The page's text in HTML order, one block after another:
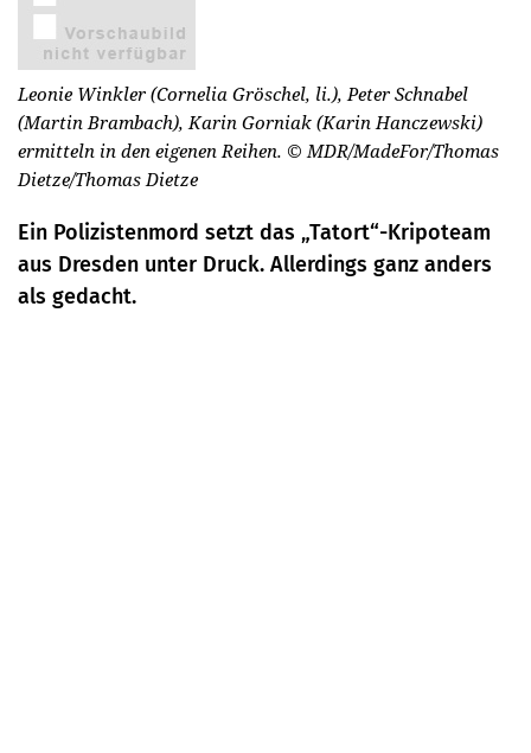
Leonie Winkler (Cornelia Gröschel, li.), Peter Schnabel
(Martin Brambach), Karin Gorniak (Karin Hanczewski)
ermitteln in den eigenen Reihen. © MDR/MadeFor/Thomas
Dietze/Thomas Dietze
Ein Polizistenmord setzt das „Tatort“-Kripoteam
aus Dresden unter Druck. Allerdings ganz anders
als gedacht.